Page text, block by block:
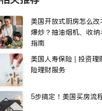
美国开放式厨房怎么
爆炒？抽油烟机、收
指南
美国人寿保险 | 投资理
险理财服务
5步搞定！美国买房流